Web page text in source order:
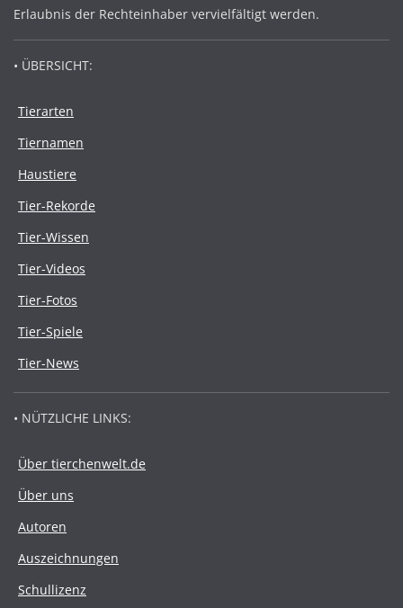
Erlaubnis der Rechteinhaber vervielfältigt werden.
• ÜBERSICHT:
Tierarten
Tiernamen
Haustiere
Tier-Rekorde
Tier-Wissen
Tier-Videos
Tier-Fotos
Tier-Spiele
Tier-News
• NÜTZLICHE LINKS:
Über tierchenwelt.de
Über uns
Autoren
Auszeichnungen
Schullizenz